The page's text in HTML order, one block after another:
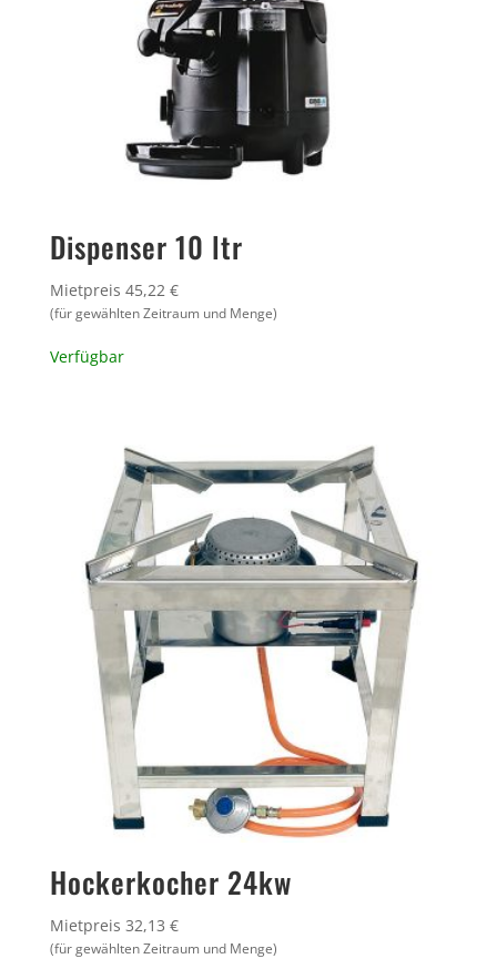
Dispenser 10 ltr
Mietpreis 45,22 €
(für gewählten Zeitraum und Menge)
Verfügbar
Hockerkocher 24kw
Mietpreis 32,13 €
(für gewählten Zeitraum und Menge)